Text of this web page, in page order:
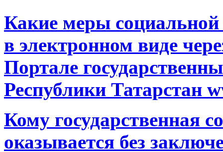
Какие меры
в электронном виде
Портале
Республики Татарстан
Кому государственная
оказывается без